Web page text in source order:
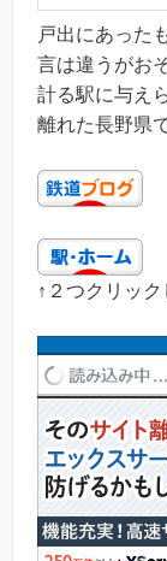
戸出にあった
言は違うがお
計る駅に与え
離れた長野県
↑２つクリッ